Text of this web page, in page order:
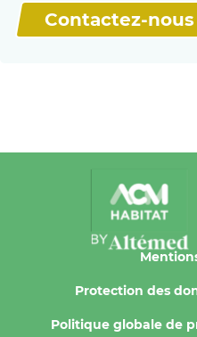
Contactez-nous
Protection des
Politique globale de